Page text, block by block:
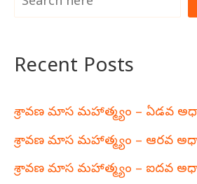
Recent Posts
శ్రావణ మాస మహాత్మ్యం – ఏడవ
శ్రావణ మాస మహాత్మ్యం – ఆరవ
శ్రావణ మాస మహాత్మ్యం – ఐదవ